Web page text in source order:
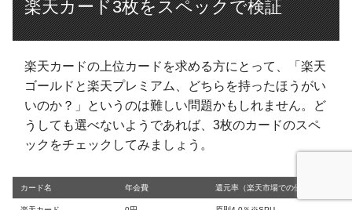
楽天カード3枚をスペックで検証
楽天カードの上位カードを求める方にとって、「楽天
ゴールドと楽天プレミアム、どちらを持ったほうがい
いのか？」というのは難しい問題かもしれません。ど
うしても選べないようであれば、3枚のカードのスペ
ックをチェックしてみましょう。
カード名 年会費 還元率（楽天市場での優遇）